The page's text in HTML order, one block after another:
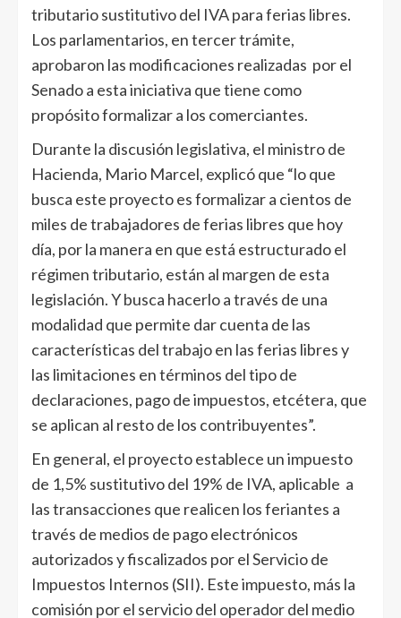
tributario sustitutivo del IVA para ferias libres.
Los parlamentarios, en tercer trámite,
aprobaron las modificaciones realizadas por el
Senado a esta iniciativa que tiene como
propósito formalizar a los comerciantes.
Durante la discusión legislativa, el ministro de
Hacienda, Mario Marcel, explicó que “lo que
busca este proyecto es formalizar a cientos de
miles de trabajadores de ferias libres que hoy
día, por la manera en que está estructurado el
régimen tributario, están al margen de esta
legislación. Y busca hacerlo a través de una
modalidad que permite dar cuenta de las
características del trabajo en las ferias libres y
las limitaciones en términos del tipo de
declaraciones, pago de impuestos, etcétera, que
se aplican al resto de los contribuyentes”.
En general, el proyecto establece un impuesto
de 1,5% sustitutivo del 19% de IVA, aplicable a
las transacciones que realicen los feriantes a
través de medios de pago electrónicos
autorizados y fiscalizados por el Servicio de
Impuestos Internos (SII). Este impuesto, más la
comisión por el servicio del operador del medio